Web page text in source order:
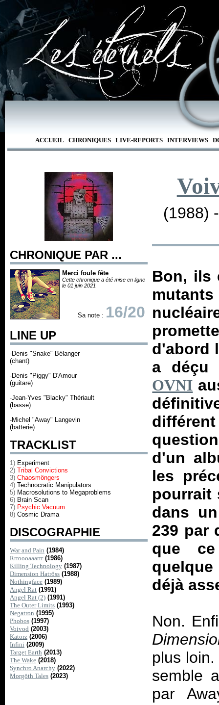
ACCUEIL CHRONIQUES LIVE-REPORTS INTERVIEWS
CHRONIQUE PAR ...
Merci foule fête
Cette chronique a été mise en ligne
le 01 juin 2021
Sa note : 16/20
LINE UP
-Denis "Snake" Bélanger
(chant)
-Denis "Piggy" D'Amour
(guitare)
-Jean-Yves "Blacky" Thériault
(basse)
-Michel "Away" Langevin
(batterie)
TRACKLIST
1) Experiment
2) Tribal Convictions
3) Chaosmöngers
4) Technocratic Manipulators
5) Macrosolutions to Megaproblems
6) Brain Scan
7) Psychic Vacuum
8) Cosmic Drama
DISCOGRAPHIE
War and Pain (1984)
Rrroooaaarrr (1986)
Killing Technology (1987)
Dimension Hatröss (1988)
Nothingface (1989)
Angel Rat (1991)
Angel Rat (2) (1991)
The Outer Limits (1993)
Negatron (1995)
Phobos (1997)
Voivod (2003)
Katorz (2006)
Infini (2009)
Target Earth (2013)
The Wake (2018)
Synchro Anarchy (2022)
Morgöth Tales (2023)
(1988)
Bon, ils
d'abord
a déçu
OVNI
d'un
les
pourrait
dans
239 par
que
déjà
Non.
plus
semble
par